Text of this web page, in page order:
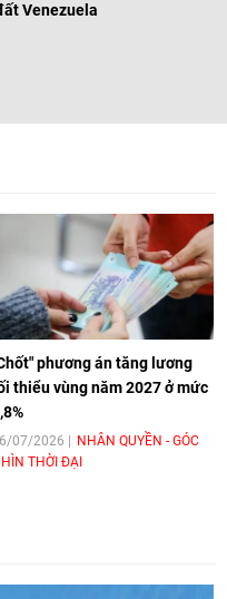
Venezuela
Đông Á cùng kiến tạo
flamenco gắn kết văn
- Tây Ban Nha
tặng Kỷ niệm chương "Vì
nghị giữa các dân tộc"
tại Việt Nam
dân Việt Nam luôn trân
phương án tăng lương
thiểu vùng năm 2027 ở mức
07/2026
NHÂN QUYỀN - GÓC
THỜI ĐẠI